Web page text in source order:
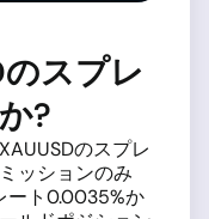
スプレ
?
のスプレ
ッションのみ
ート0.0035%か